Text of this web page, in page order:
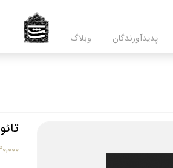
پدید‌آورندگان وبلاگ
۵۴۰,۰۰۰